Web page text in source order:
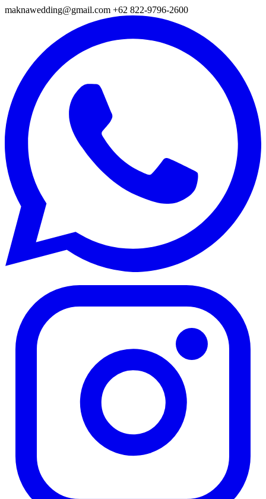
maknawedding@gmail.com +62 822-9796-2600